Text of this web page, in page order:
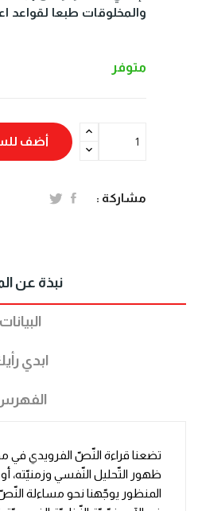
والمخلوقات طبعا لقواعد
متوفر
أضف
مشاركة :
نبذة عن
البيانات
ابدي
تضعنا قراءة النّصّ الفرويدي في
ظهور التّحليل النّفسي وزمنيّته، أو
المنظور يوجّهنا نحو مساءلة